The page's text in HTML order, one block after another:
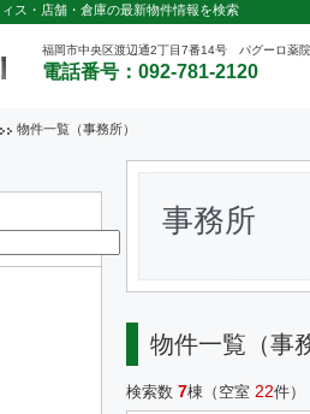
ス・店舗・倉庫の最新物件情報を検索
福岡市中央区渡辺通2丁目7番14号 パグーロ薬
電話番号：092-781-2120
物件一覧（事務所）
事務所
物件一覧（事
検索数 7棟（空室 22件）